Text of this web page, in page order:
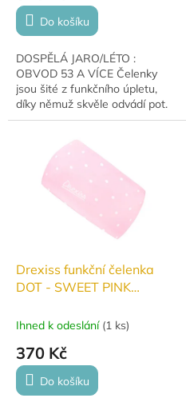
Do košíku
DOSPĚLÁ JARO/LÉTO :
OBVOD 53 A VÍCE Čelenky
jsou šité z funkčního úpletu,
díky němuž skvěle odvádí pot.
Drexiss funkční čelenka
DOT - SWEET PINK
Ihned k odeslání (1 ks)
370 Kč
Do košíku